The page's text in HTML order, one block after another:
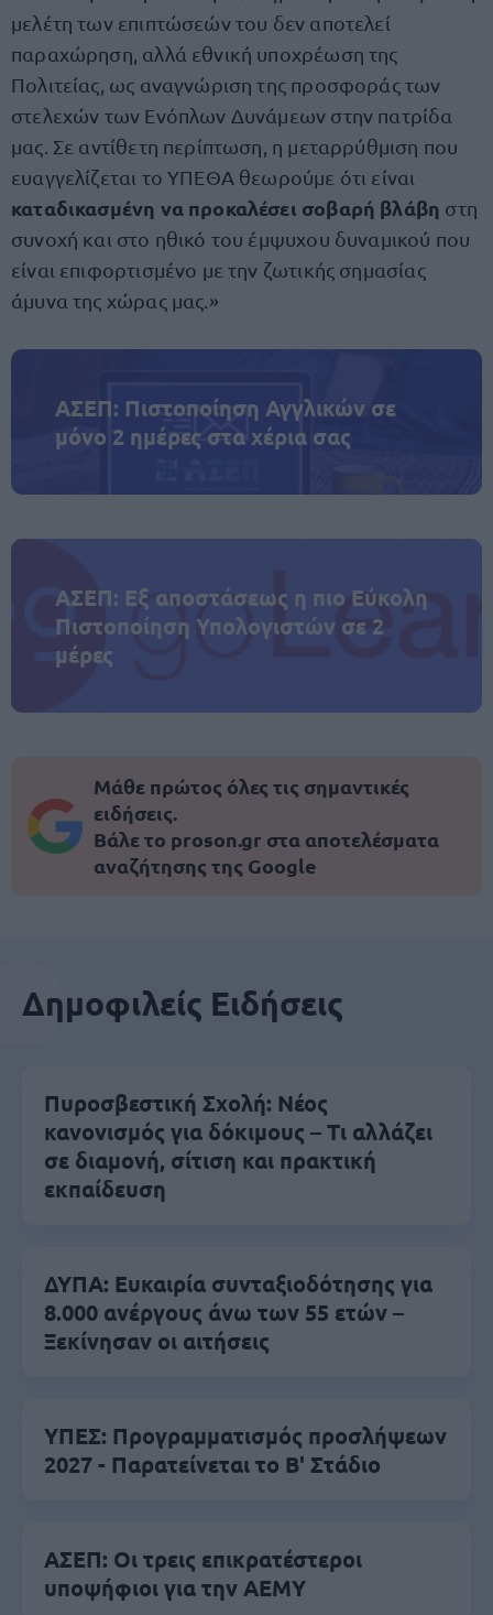
μελέτη των επιπτώσεών του δεν αποτελεί
παραχώρηση, αλλά εθνική υποχρέωση της
Πολιτείας, ως αναγνώριση της προσφοράς των
στελεχών των Ενόπλων Δυνάμεων στην πατρίδα
μας. Σε αντίθετη περίπτωση, η μεταρρύθμιση που
ευαγγελίζεται το ΥΠΕΘΑ θεωρούμε ότι είναι
καταδικασμένη να προκαλέσει σοβαρή βλάβη στη
συνοχή και στο ηθικό του έμψυχου δυναμικού που
είναι επιφορτισμένο με την ζωτικής σημασίας
άμυνα της χώρας μας.»
ΑΣΕΠ: Πιστοποίηση Αγγλικών σε
μόνο 2 ημέρες στα χέρια σας
ΑΣΕΠ: Εξ αποστάσεως η πιο Εύκολη
Πιστοποίηση Υπολογιστών σε 2
μέρες
Μάθε πρώτος όλες τις σημαντικές
ειδήσεις.
Βάλε το proson.gr στα αποτελέσματα
αναζήτησης της Google
Δημοφιλείς Ειδήσεις
Πυροσβεστική Σχολή: Νέος
κανονισμός για δόκιμους – Τι αλλάζει
σε διαμονή, σίτιση και πρακτική
εκπαίδευση
ΔΥΠΑ: Ευκαιρία συνταξιοδότησης για
8.000 ανέργους άνω των 55 ετών –
Ξεκίνησαν οι αιτήσεις
ΥΠΕΣ: Προγραμματισμός προσλήψεων
2027 - Παρατείνεται το Β' Στάδιο
ΑΣΕΠ: Οι τρεις επικρατέστεροι
υποψήφιοι για την ΑΕΜΥ